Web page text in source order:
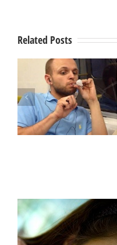
Related Posts
Hazles reír y
sácales la pasta